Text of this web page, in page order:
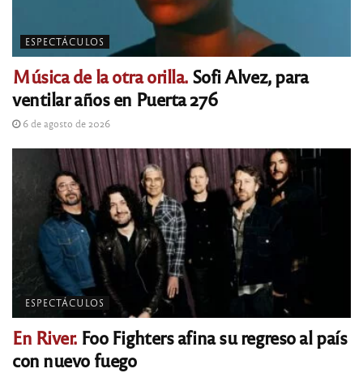
ESPECTÁCULOS
Música de la otra orilla. Sofi Alvez, para
ventilar años en Puerta 276
6 de agosto de 2026
ESPECTÁCULOS
En River. Foo Fighters afina su regreso al país
con nuevo fuego